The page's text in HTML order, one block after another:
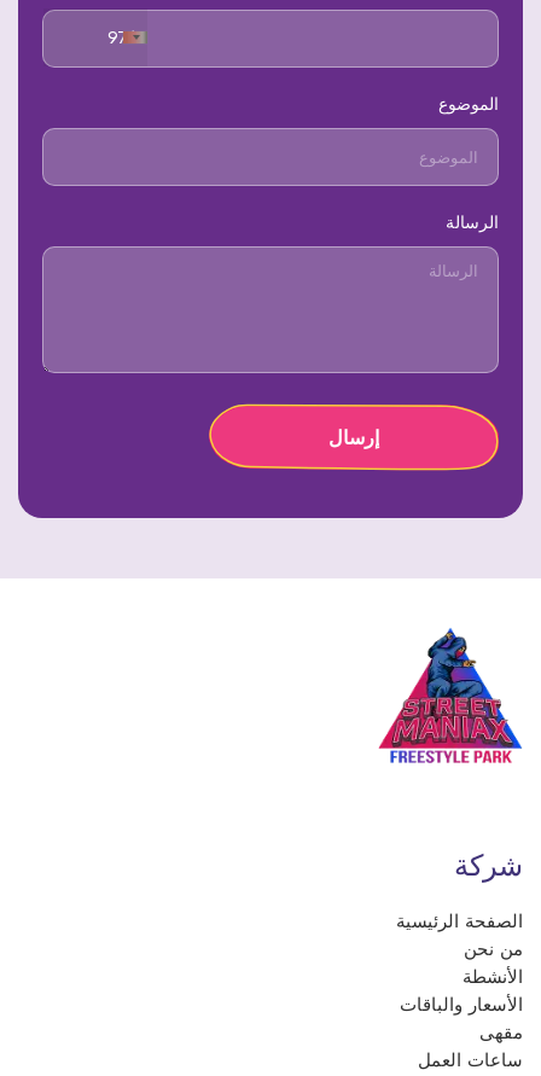
+971
الموضوع
الرسالة
شركة
الصفحة الرئيسية
من نحن
الأنشطة
الأسعار والباقات
مقهى
ساعات العمل